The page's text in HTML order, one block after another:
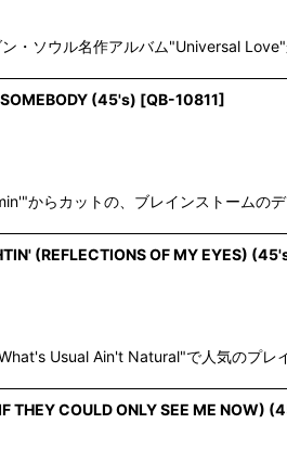
・ソウル名作アルバム"Universal
(45's) [QB-10811]
からカットの、ブレインストーム
(REFLECTIONS OF MY EYES)
Usual Ain't Natural"で人気のプ
THEY COULD ONLY SEE ME NOW)